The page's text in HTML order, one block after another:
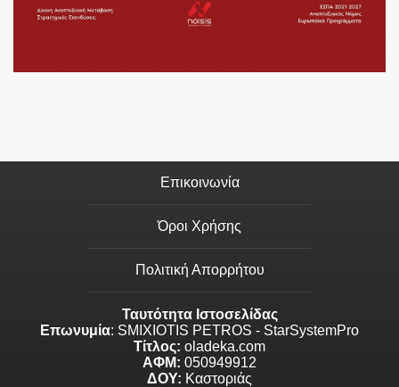
Επικοινωνία
Όροι Χρήσης
Πολιτική Απορρήτου
Ταυτότητα Ιστοσελίδας
Επωνυμία: SMIXIOTIS PETROS - StarSystemPro
Τίτλος: oladeka.com
ΑΦΜ: 050949912
ΔΟΥ: Καστοριάς